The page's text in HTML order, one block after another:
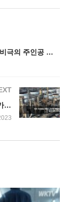
(뉴스속보) 알링턴 주택 대폭발 비극의 주인공 한인 제임스 유
미국 석유생산 하루 1324만 배럴로 신기록 ‘유가하락 시키고 있다’